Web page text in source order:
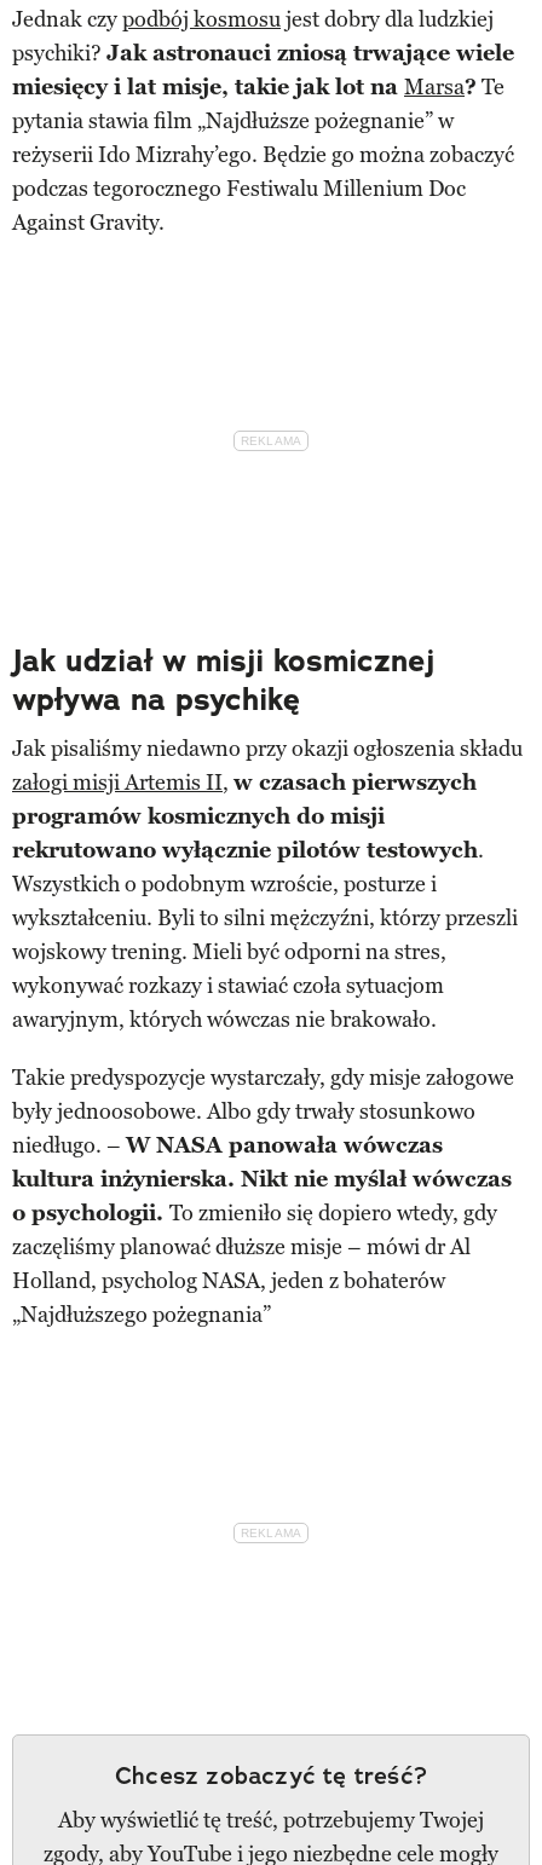
Jednak czypodbój kosmosujest dobry dla ludzkiej
psychiki? Jak astronauci zniosą trwające wiele
miesięcy i lat misje, takie jak lot na Marsa? Te
pytania stawia film „Najdłuższe pożegnanie” w
reżyserii Ido Mizrahy’ego. Będzie go można zobaczyć
podczas tegorocznego Festiwalu Millenium Doc
Against Gravity.
Jak udział w misji kosmicznej
wpływa na psychikę
Jak pisaliśmy niedawno przy okazji ogłoszenia składu
załogi misji Artemis II, w czasach pierwszych
programów kosmicznych do misji
rekrutowano wyłącznie pilotów testowych.
Wszystkich o podobnym wzroście, posturze i
wykształceniu. Byli to silni mężczyźni, którzy przeszli
wojskowy trening. Mieli być odporni na stres,
wykonywać rozkazy i stawiać czoła sytuacjom
awaryjnym, których wówczas nie brakowało.
Takie predyspozycje wystarczały, gdy misje załogowe
były jednoosobowe. Albo gdy trwały stosunkowo
niedługo. –W NASA panowała wówczas
kultura inżynierska. Nikt nie myślał wówczas
o psychologii. To zmieniło się dopiero wtedy, gdy
zaczęliśmy planować dłuższe misje – mówi dr Al
Holland, psycholog NASA, jeden z bohaterów
„Najdłuższego pożegnania”
Chcesz zobaczyć tę treść?
Aby wyświetlić tę treść, potrzebujemy Twojej
zgody, aby YouTube i jego niezbędne cele mogły